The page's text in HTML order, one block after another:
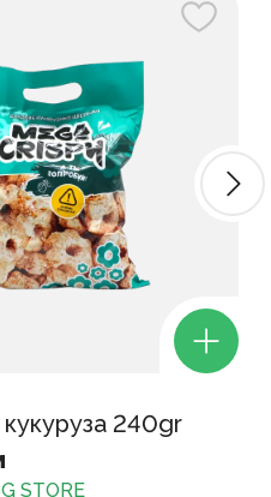
240gr
STORE